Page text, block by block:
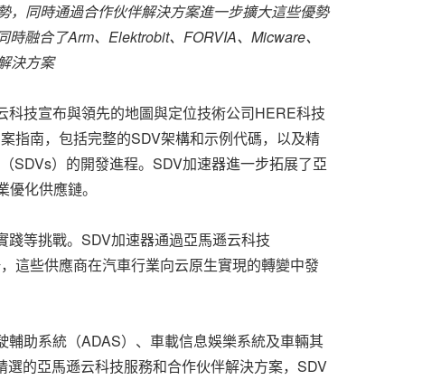
同時通過合作伙伴解決方案進一步擴大這些優勢
時融合了Arm、 Elektrobit、 FORVIA、 Micware、
決方案
技宣布與領先的地圖與定位技術公司HERE科技
指南，包括完整的SDV架構和示例代碼，以及精
SDVs）的開發進程。SDV加速器進一步拓展了亞
化供應鏈。
等挑戰。SDV加速器通過亞馬遜云科技
這些供應商在汽車行業向云原生實現的轉變中發
助系統（ADAS）、車載信息娛樂系統及車輛其
的亞馬遜云科技服務和合作伙伴解決方案，SDV